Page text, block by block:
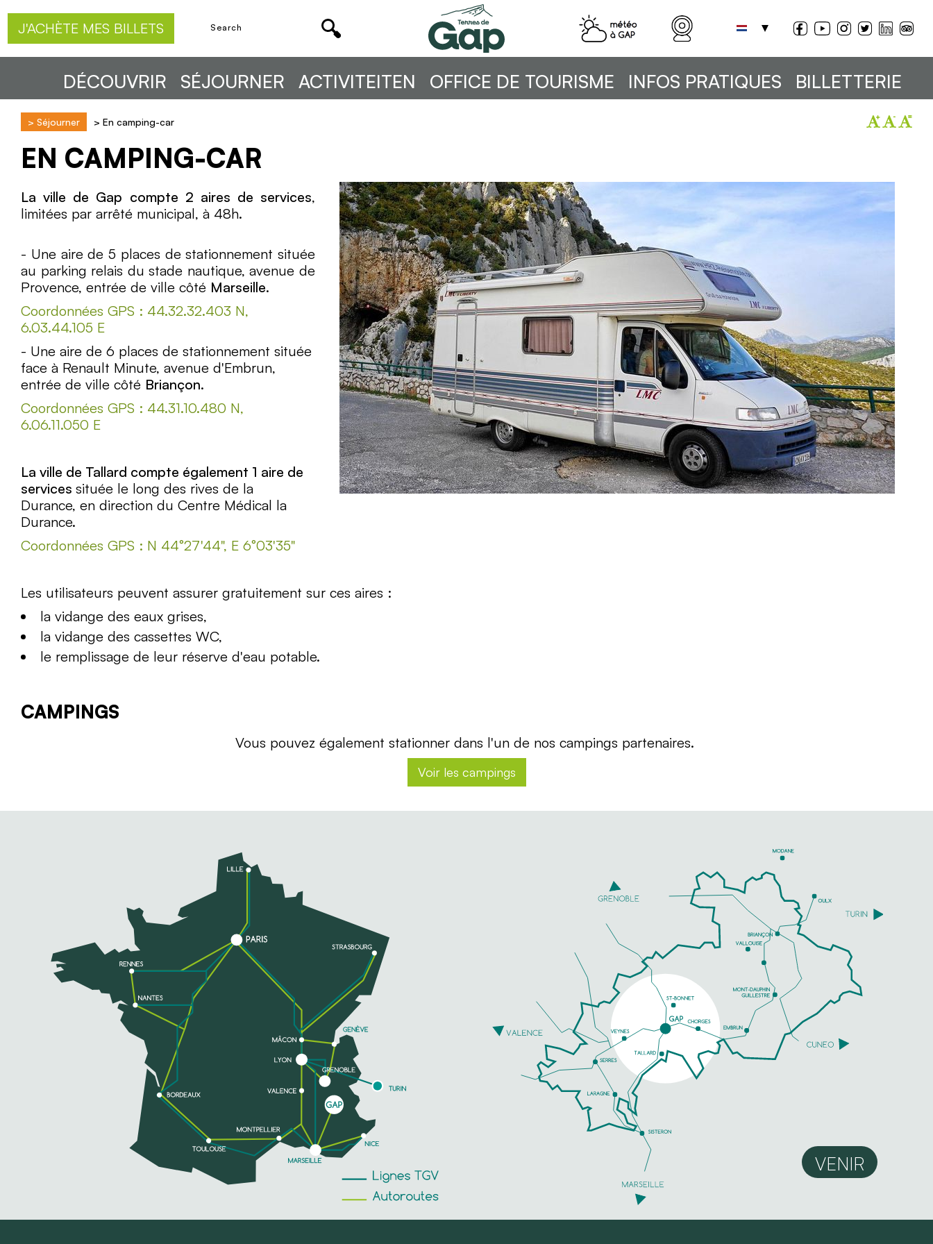
J'ACHÈTE MES BILLETS
DÉCOUVRIR SÉJOURNER ACTIVITEITEN OFFICE DE TOURISME INFOS PRATIQUES BILLETTERIE
> Séjourner > En camping-car
EN CAMPING-CAR
La ville de Gap compte 2 aires de services,
limitées par arrêté municipal, à 48h.
- Une aire de 5 places de stationnement située
au parking relais du stade nautique, avenue de
Provence, entrée de ville côté Marseille.
Coordonnées GPS : 44.32.32.403 N,
6.03.44.105 E
- Une aire de 6 places de stationnement située
face à Renault Minute, avenue d'Embrun,
entrée de ville côté Briançon.
Coordonnées GPS : 44.31.10.480 N,
6.06.11.050 E
La ville de Tallard compte également 1 aire de
services située le long des rives de la
Durance, en direction du Centre Médical la
Durance.
Coordonnées GPS : N 44°27'44", E 6°03'35"
Les utilisateurs peuvent assurer gratuitement sur ces aires :
la vidange des eaux grises,
la vidange des cassettes WC,
le remplissage de leur réserve d'eau potable.
CAMPINGS
Vous pouvez également stationner dans l'un de nos campings partenaires.
Voir les campings
VENIR